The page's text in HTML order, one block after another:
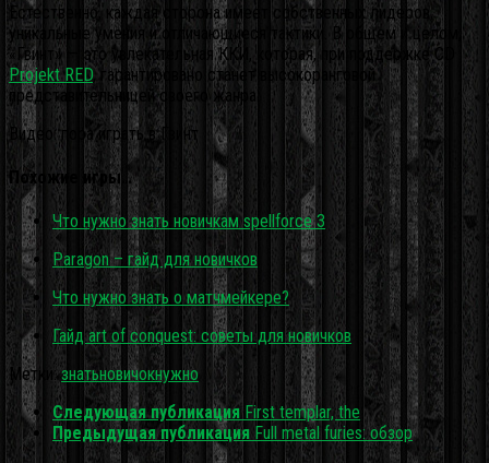
Естественно, каждая сторона имеет собственных лидеров,
уникальные умения и отличающиеся тактики. В общем и целом,
«Гвинт» — это увлекательная ККИ, которая, при поддержке CD
Projekt RED, гарантировано станет высокоранговой
представительницей своего жанра.
Видео: пора играть в Гвинт
Похожие игры…
Что нужно знать новичкам spellforce 3
Paragon – гайд для новичков
Что нужно знать о матчмейкере?
Гайд art of conquest: советы для новичков
Метки: знатьновичокнужно
Следующая публикация First templar, the
Предыдущая публикация Full metal furies: обзор